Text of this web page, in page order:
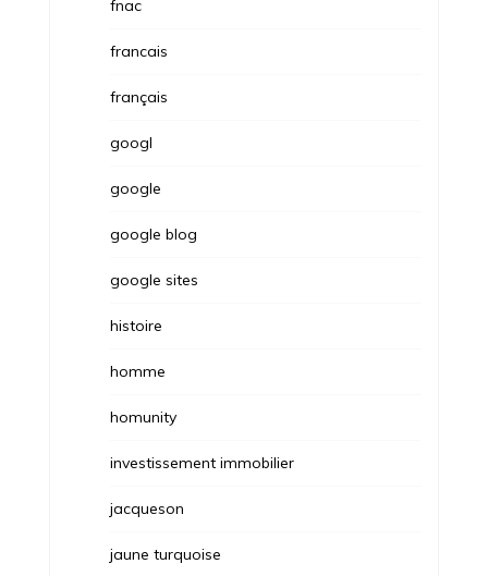
fnac
francais
français
googl
google
google blog
google sites
histoire
homme
homunity
investissement immobilier
jacqueson
jaune turquoise